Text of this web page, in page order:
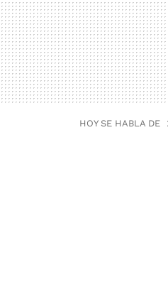
HOY SE HABLA DE